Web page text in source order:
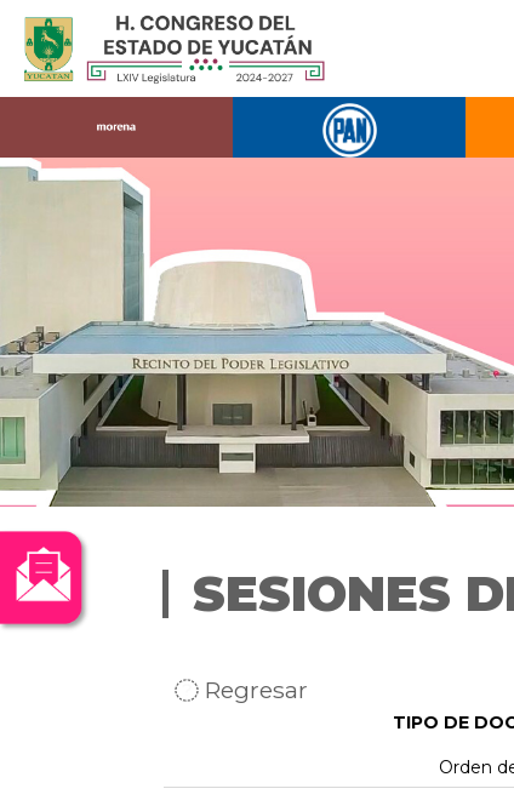
SESIONES
Regresar
TIPO DE
Orden